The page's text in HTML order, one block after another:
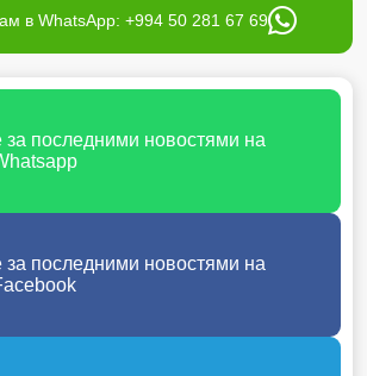
в WhatsApp: +994 50 281 67 69
за последними новостями на
за последними новостями на